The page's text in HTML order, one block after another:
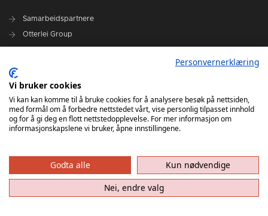
Samarbeidspartnere
Otterlei Group
Nyhetsarkiv
Terminliste
Spillerstall
Styret
Personvernerklæring
Vi bruker cookies
Vi kan kan komme til å bruke cookies for å analysere besøk på nettsiden,
med formål om å forbedre nettstedet vårt, vise personlig tilpasset innhold
og for å gi deg en flott nettstedopplevelse. For mer informasjon om
informasjonskapslene vi bruker, åpne innstillingene.
Godta alle
Kun nødvendige
Nei, endre valg